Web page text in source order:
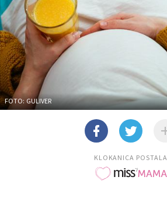
FOTO: GULIVER
KLOKANICA POSTALA